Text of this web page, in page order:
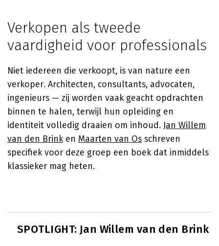
Verkopen als tweede
vaardigheid voor professionals
Niet iedereen die verkoopt, is van nature een
verkoper. Architecten, consultants, advocaten,
ingenieurs — zij worden vaak geacht opdrachten
binnen te halen, terwijl hun opleiding en
identiteit volledig draaien om inhoud. Jan Willem
van den Brinken Maarten van Os schreven
specifiek voor deze groep een boek dat inmiddels
klassieker mag heten.
SPOTLIGHT: Jan Willem van den Brink